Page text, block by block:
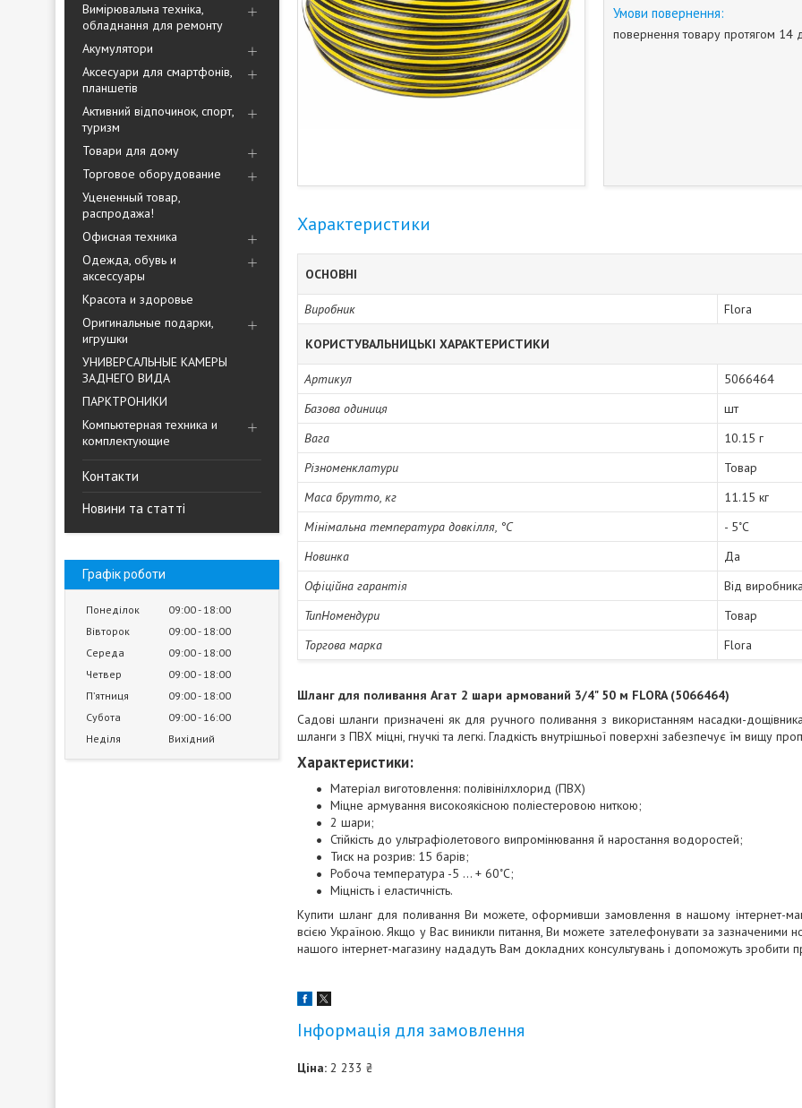
Вимірювальна техніка,
обладнання для ремонту
Акумулятори
Аксесуари для смартфонів,
планшетів
Активний відпочинок, спорт,
туризм
Товари для дому
Торговое оборудование
Уцененный товар,
распродажа!
Офисная техника
Одежда, обувь и
аксессуары
Красота и здоровье
Оригинальные подарки,
игрушки
УНИВЕРСАЛЬНЫЕ КАМЕРЫ
ЗАДНЕГО ВИДА
ПАРКТРОНИКИ
Компьютерная техника и
комплектующие
Контакти
Новини та статті
Графік роботи
Понеділок 09:00 18:00
Вівторок
09:00 18:00
Середа
09:00 18:00
Четвер
09:00 18:00
Пʼятниця
09:00 18:00
Субота
09:00 16:00
Неділя
Вихідний
повернення товару протягом 14
Характеристики
ОСНОВНІ
Виробник Flora
КОРИСТУВАЛЬНИЦЬКІ ХАРАКТЕРИСТИКИ
Артикул
5066464
Базова одиниця
шт
Вага
10.15 г
Різноменклатури
Товар
Маса брутто, кг
11.15 кг
Мінімальна температура довкілля, °C
- 5˚С
Новинка
Да
Офіційна гарантія
Від
ТипНомендури
Товар
Торгова марка
Flora
Шланг для поливання Агат 2 шари армований 3/4" 50 м FLORA (5066464)
Садові шланги призначені як для ручного поливання з використанням насадки-
шланги з ПВХ міцні, гнучкі та легкі. Гладкість внутрішньої поверхні забезпечує їм вищу
Характеристики:
Матеріал виготовлення: полівінілхлорид (ПВХ)
Міцне армування високоякісною поліестеровою ниткою;
2 шари;
Стійкість до ультрафіолетового випромінювання й наростання водоростей;
Тиск на розрив: 15 барів;
Робоча температура -5 ... + 60˚С;
Міцність і еластичність.
Купити шланг для поливання Ви можете, оформивши замовлення в нашому інтернет-
всією Україною. Якщо у Вас виникли питання, Ви можете зателефонувати за зазначеними
нашого інтернет-магазину нададуть Вам докладних консультувань і допоможуть зробити
Інформація для замовлення
Ціна: 2 233 ₴